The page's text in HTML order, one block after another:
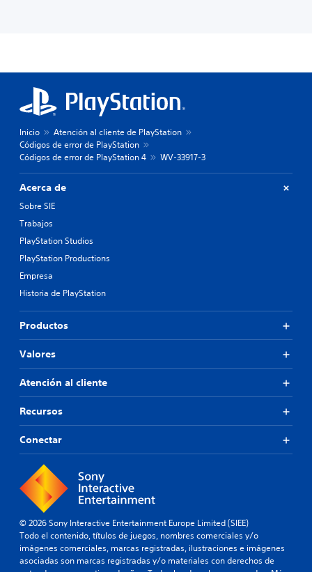
Inicio
Atención al cliente de PlayStation
Códigos de error de PlayStation
Códigos de error de PlayStation 4
WV-33917-3
Acerca de
Sobre SIE
Trabajos
PlayStation Studios
PlayStation Productions
Empresa
Historia de PlayStation
Productos
Valores
Atención al cliente
Recursos
Conectar
© 2026 Sony Interactive Entertainment Europe Limited (SIEE)
Todo el contenido, títulos de juegos, nombres comerciales y/o
imágenes comerciales, marcas registradas, ilustraciones e imágenes
asociadas son marcas registradas y/o materiales con derechos de